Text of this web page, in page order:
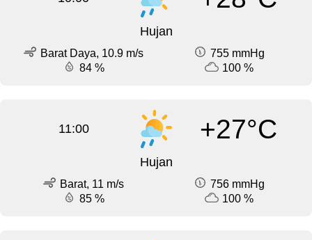
Hujan
Barat Daya, 10.9 m/s
755 mmHg
84 %
100 %
11:00 +27°C
Hujan
Barat, 11 m/s
756 mmHg
85 %
100 %